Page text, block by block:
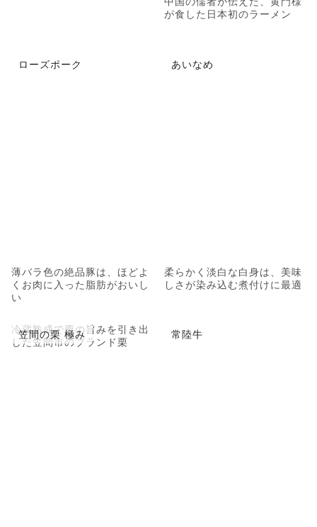
が食した日本初のラーメン
ローズポーク
薄バラ色の絶品豚は、ほどよ
くお肉に入った脂肪がおいし
い
あいなめ
柔らかく淡白な白身は、美味
しさが染み込む煮付けに最適
笠間の栗 極み
冷蔵熟成で栗の旨みを引き出
した笠間市のブランド栗
常陸牛